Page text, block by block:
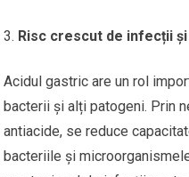
Risc crescut de infecții
Acidul gastric are un rol
bacterii și alți patogeni. Prin
antiacide, se reduce
bacteriile și